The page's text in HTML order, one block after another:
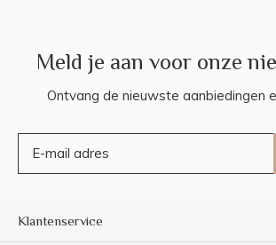
Meld je aan voor onze
Ontvang de nieuwste aanbiedingen
Klantenservice